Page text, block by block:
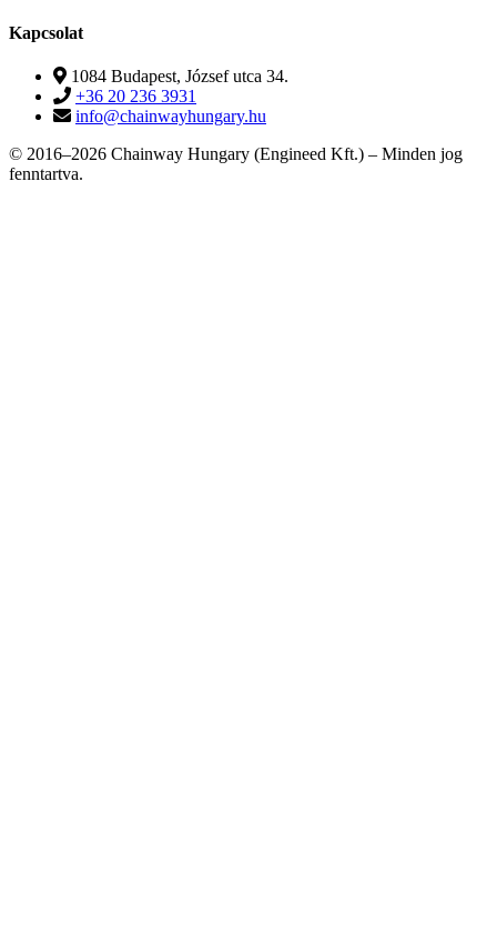
Kapcsolat
1084 Budapest, József utca 34.
+36 20 236 3931
info@chainwayhungary.hu
© 2016–2026 Chainway Hungary (Engineed Kft.) – Minden jog
fenntartva.